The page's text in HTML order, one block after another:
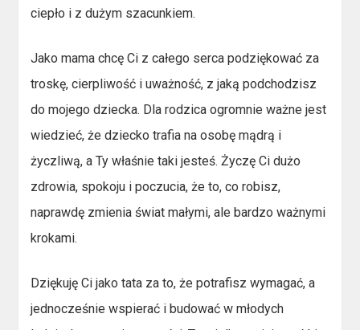
ciepło i z dużym szacunkiem.
Jako mama chcę Ci z całego serca podziękować za
troskę, cierpliwość i uważność, z jaką podchodzisz
do mojego dziecka. Dla rodzica ogromnie ważne jest
wiedzieć, że dziecko trafia na osobę mądrą i
życzliwą, a Ty właśnie taki jesteś. Życzę Ci dużo
zdrowia, spokoju i poczucia, że to, co robisz,
naprawdę zmienia świat małymi, ale bardzo ważnymi
krokami.
Dziękuję Ci jako tata za to, że potrafisz wymagać, a
jednocześnie wspierać i budować w młodych